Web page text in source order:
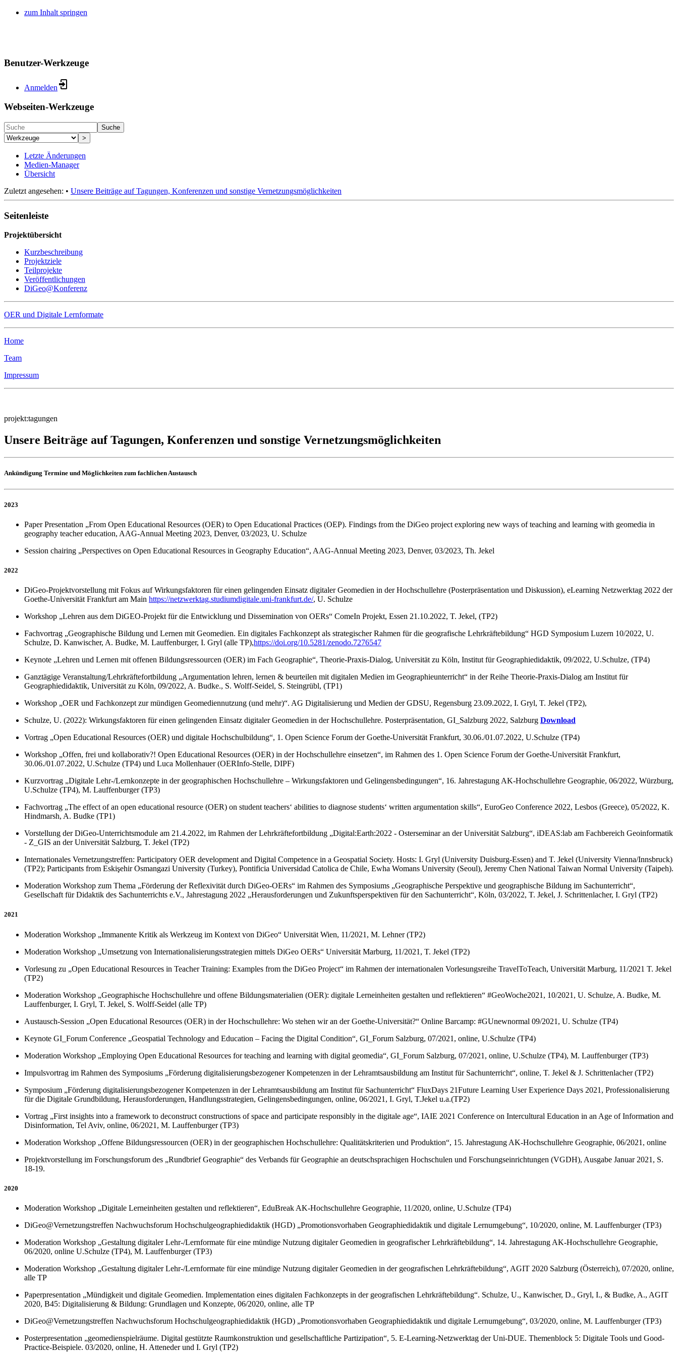
zum Inhalt springen
Benutzer-Werkzeuge
Anmelden
Webseiten-Werkzeuge
Suche
>
Letzte Änderungen
Medien-Manager
Übersicht
Zuletzt angesehen: • Unsere Beiträge auf Tagungen, Konferenzen und sonstige Vernetzungsmöglichkeiten
Seitenleiste
Projektübersicht
Kurzbeschreibung
Projektziele
Teilprojekte
Veröffentlichungen
DiGeo@Konferenz
OER und Digitale Lernformate
Home
Team
Impressum
projekt:tagungen
Unsere Beiträge auf Tagungen, Konferenzen und sonstige Vernetzungsmöglichkeiten
Ankündigung Termine und Möglichkeiten zum fachlichen Austausch
2023
Paper Presentation „From Open Educational Resources (OER) to Open Educational Practices (OEP). Findings from the DiGeo project exploring new ways of teaching and learning with geomedia in
geography teacher education, AAG-Annual Meeting 2023, Denver, 03/2023, U. Schulze
Session chairing „Perspectives on Open Educational Resources in Geography Education“, AAG-Annual Meeting 2023, Denver, 03/2023, Th. Jekel
2022
DiGeo-Projektvorstellung mit Fokus auf Wirkungsfaktoren für einen gelingenden Einsatz digitaler Geomedien in der Hochschullehre (Posterpräsentation und Diskussion), eLearning Netzwerktag 2022 der
Goethe-Universität Frankfurt am Main https://netzwerktag.studiumdigitale.uni-frankfurt.de/, U. Schulze
Workshop „Lehren aus dem DiGEO-Projekt für die Entwicklung und Dissemination von OERs“ ComeIn Projekt, Essen 21.10.2022, T. Jekel, (TP2)
Fachvortrag „Geographische Bildung und Lernen mit Geomedien. Ein digitales Fachkonzept als strategischer Rahmen für die geografische Lehrkräftebildung“ HGD Symposium Luzern 10/2022, U.
Schulze, D. Kanwischer, A. Budke, M. Lauffenburger, I. Gryl (alle TP),https://doi.org/10.5281/zenodo.7276547
Keynote „Lehren und Lernen mit offenen Bildungsressourcen (OER) im Fach Geographie“, Theorie-Praxis-Dialog, Universität zu Köln, Institut für Geographiedidaktik, 09/2022, U.Schulze, (TP4)
Ganztägige Veranstaltung/Lehrkräftefortbildung „Argumentation lehren, lernen & beurteilen mit digitalen Medien im Geographieunterricht“ in der Reihe Theorie-Praxis-Dialog am Institut für
Geographiedidaktik, Universität zu Köln, 09/2022, A. Budke., S. Wolff-Seidel, S. Steingrübl, (TP1)
Workshop „OER und Fachkonzept zur mündigen Geomediennutzung (und mehr)“. AG Digitalisierung und Medien der GDSU, Regensburg 23.09.2022, I. Gryl, T. Jekel (TP2),
Schulze, U. (2022): Wirkungsfaktoren für einen gelingenden Einsatz digitaler Geomedien in der Hochschullehre. Posterpräsentation, GI_Salzburg 2022, Salzburg Download
Vortrag „Open Educational Resources (OER) und digitale Hochschulbildung“, 1. Open Science Forum der Goethe-Universität Frankfurt, 30.06./01.07.2022, U.Schulze (TP4)
Workshop „Offen, frei und kollaborativ?! Open Educational Resources (OER) in der Hochschullehre einsetzen“, im Rahmen des 1. Open Science Forum der Goethe-Universität Frankfurt,
30.06./01.07.2022, U.Schulze (TP4) und Luca Mollenhauer (OERInfo-Stelle, DIPF)
Kurzvortrag „Digitale Lehr-/Lernkonzepte in der geographischen Hochschullehre – Wirkungsfaktoren und Gelingensbedingungen“, 16. Jahrestagung AK-Hochschullehre Geographie, 06/2022, Würzburg,
U.Schulze (TP4), M. Lauffenburger (TP3)
Fachvortrag „The effect of an open educational resource (OER) on student teachers‘ abilities to diagnose students‘ written argumentation skills“, EuroGeo Conference 2022, Lesbos (Greece), 05/2022, K.
Hindmarsh, A. Budke (TP1)
Vorstellung der DiGeo-Unterrichtsmodule am 21.4.2022, im Rahmen der Lehrkräftefortbildung „Digital:Earth:2022 - Osterseminar an der Universität Salzburg“, iDEAS:lab am Fachbereich Geoinformatik
- Z_GIS an der Universität Salzburg, T. Jekel (TP2)
Internationales Vernetzungstreffen: Participatory OER development and Digital Competence in a Geospatial Society. Hosts: I. Gryl (University Duisburg-Essen) and T. Jekel (University Vienna/Innsbruck)
(TP2); Participants from Eskişehir Osmangazi University (Turkey), Pontificia Universidad Catolica de Chile, Ewha Womans University (Seoul), Jeremy Chen National Taiwan Normal University (Taipeh).
Moderation Workshop zum Thema „Förderung der Reflexivität durch DiGeo-OERs“ im Rahmen des Symposiums „Geographische Perspektive und geographische Bildung im Sachunterricht“,
Gesellschaft für Didaktik des Sachunterrichts e.V., Jahrestagung 2022 „Herausforderungen und Zukunftsperspektiven für den Sachunterricht“, Köln, 03/2022, T. Jekel, J. Schrittenlacher, I. Gryl (TP2)
2021
Moderation Workshop „Immanente Kritik als Werkzeug im Kontext von DiGeo“ Universität Wien, 11/2021, M. Lehner (TP2)
Moderation Workshop „Umsetzung von Internationalisierungsstrategien mittels DiGeo OERs“ Universität Marburg, 11/2021, T. Jekel (TP2)
Vorlesung zu „Open Educational Resources in Teacher Training: Examples from the DiGeo Project“ im Rahmen der internationalen Vorlesungsreihe TravelToTeach, Universität Marburg, 11/2021 T. Jekel
(TP2)
Moderation Workshop „Geographische Hochschullehre und offene Bildungsmaterialien (OER): digitale Lerneinheiten gestalten und reflektieren“ #GeoWoche2021, 10/2021, U. Schulze, A. Budke, M.
Lauffenburger, I. Gryl, T. Jekel, S. Wolff-Seidel (alle TP)
Austausch-Session „Open Educational Resources (OER) in der Hochschullehre: Wo stehen wir an der Goethe-Universität?“ Online Barcamp: #GUnewnormal 09/2021, U. Schulze (TP4)
Keynote GI_Forum Conference „Geospatial Technology and Education – Facing the Digital Condition“, GI_Forum Salzburg, 07/2021, online, U.Schulze (TP4)
Moderation Workshop „Employing Open Educational Resources for teaching and learning with digital geomedia“, GI_Forum Salzburg, 07/2021, online, U.Schulze (TP4), M. Lauffenburger (TP3)
Impulsvortrag im Rahmen des Symposiums „Förderung digitalisierungsbezogener Kompetenzen in der Lehramtsausbildung am Institut für Sachunterricht“, online, T. Jekel & J. Schrittenlacher (TP2)
Symposium „Förderung digitalisierungsbezogener Kompetenzen in der Lehramtsausbildung am Institut für Sachunterricht“ FluxDays 21Future Learning User Experience Days 2021, Professionalisierung
für die Digitale Grundbildung, Herausforderungen, Handlungsstrategien, Gelingensbedingungen, online, 06/2021, I. Gryl, T.Jekel u.a.(TP2)
Vortrag „First insights into a framework to deconstruct constructions of space and participate responsibly in the digitale age“, IAIE 2021 Conference on Intercultural Education in an Age of Information and
Disinformation, Tel Aviv, online, 06/2021, M. Lauffenburger (TP3)
Moderation Workshop „Offene Bildungsressourcen (OER) in der geographischen Hochschullehre: Qualitätskriterien und Produktion“, 15. Jahrestagung AK-Hochschullehre Geographie, 06/2021, online
Projektvorstellung im Forschungsforum des „Rundbrief Geographie“ des Verbands für Geographie an deutschsprachigen Hochschulen und Forschungseinrichtungen (VGDH), Ausgabe Januar 2021, S.
18-19.
2020
Moderation Workshop „Digitale Lerneinheiten gestalten und reflektieren“, EduBreak AK-Hochschullehre Geographie, 11/2020, online, U.Schulze (TP4)
DiGeo@Vernetzungstreffen Nachwuchsforum Hochschulgeographiedidaktik (HGD) „Promotionsvorhaben Geographiedidaktik und digitale Lernumgebung“, 10/2020, online, M. Lauffenburger (TP3)
Moderation Workshop „Gestaltung digitaler Lehr-/Lernformate für eine mündige Nutzung digitaler Geomedien in geografischer Lehrkräftebildung“, 14. Jahrestagung AK-Hochschullehre Geographie,
06/2020, online U.Schulze (TP4), M. Lauffenburger (TP3)
Moderation Workshop „Gestaltung digitaler Lehr-/Lernformate für eine mündige Nutzung digitaler Geomedien in der geografischen Lehrkräftebildung“, AGIT 2020 Salzburg (Österreich), 07/2020, online,
alle TP
Paperpresentation „Mündigkeit und digitale Geomedien. Implementation eines digitalen Fachkonzepts in der geografischen Lehrkräftebildung“. Schulze, U., Kanwischer, D., Gryl, I., & Budke, A., AGIT
2020, B45: Digitalisierung & Bildung: Grundlagen und Konzepte, 06/2020, online, alle TP
DiGeo@Vernetzungstreffen Nachwuchsforum Hochschulgeographiedidaktik (HGD) „Promotionsvorhaben Geographiedidaktik und digitale Lernumgebung“, 03/2020, online, M. Lauffenburger (TP3)
Posterpresentation „geomedienspielräume. Digital gestützte Raumkonstruktion und gesellschaftliche Partizipation“, 5. E-Learning-Netzwerktag der Uni-DUE. Themenblock 5: Digitale Tools und Good-
Practice-Beispiele. 03/2020, online, H. Atteneder und I. Gryl (TP2)